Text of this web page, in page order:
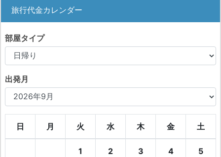
旅行代金カレンダー
部屋タイプ
出発月
日 月 火 水 木 金 土
1 2 3 4 5